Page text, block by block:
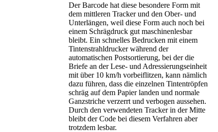
Der Barcode hat diese besondere Form mit
dem mittleren Tracker und den Ober- und
Unterlängen, weil diese Form auch noch bei
einem Schrägdruck gut maschinenlesbar
bleibt. Ein schnelles Bedrucken mit einem
Tintenstrahldrucker während der
automatischen Postsortierung, bei der die
Briefe an der Lese- und Adressierungseinheit
mit über 10 km/h vorbeiflitzen, kann nämlich
dazu führen, dass die einzelnen Tintentröpfen
schräg auf dem Papier landen und normale
Ganzstriche verzerrt und verbogen aussehen.
Durch den verwendeten Tracker in der Mitte
bleibt der Code bei diesem Verfahren aber
trotzdem lesbar.